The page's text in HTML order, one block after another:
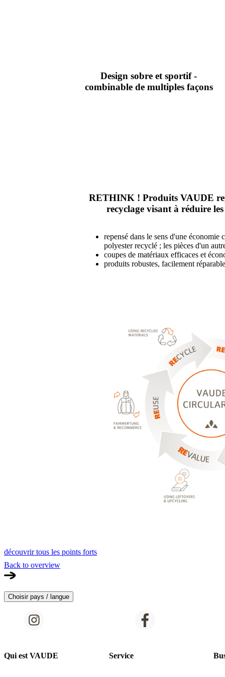
Design sobre et sportif -
combinable de multiples façons
RETHINK ! Produits VAUDE
recyclage visant à réduire les
repensé dans le sens d'une économie
polyester recyclé ; les pièces d'un
coupes de matériaux efficaces et
produits robustes, facilement
découvrir tous les points forts
Back to overview
Choisir pays / langue
Qui est VAUDE Service